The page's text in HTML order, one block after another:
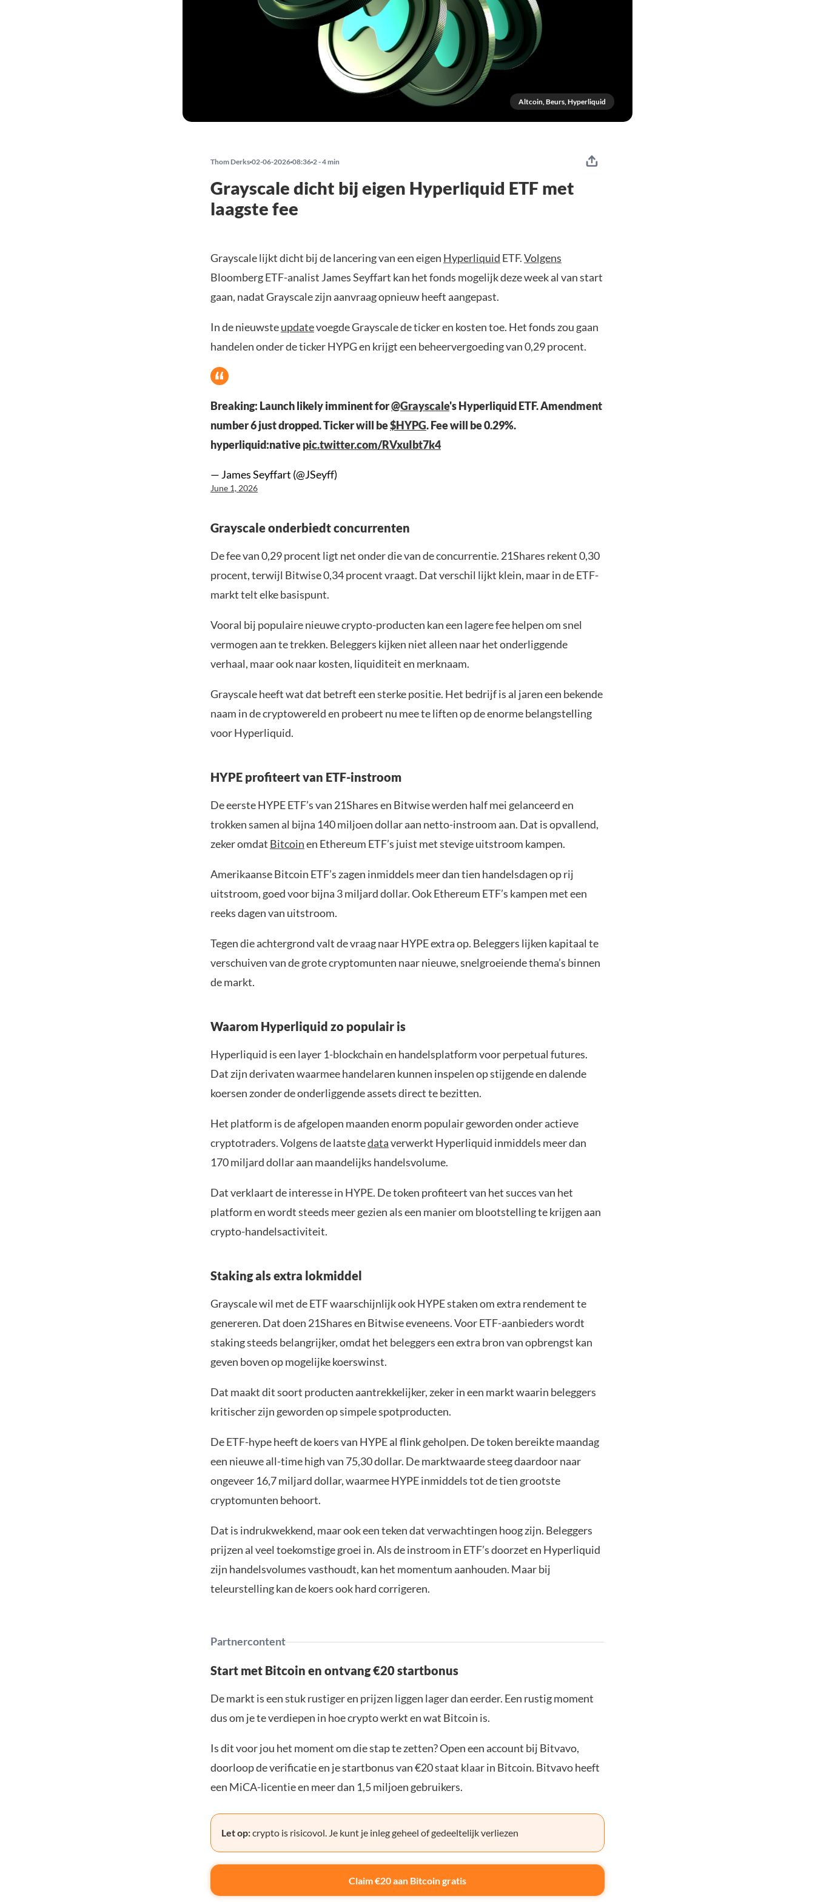
Altcoin, Beurs, Hyperliquid
Thom Derks 02-06-2026 08:36 2 - 4 min
Grayscale dicht bij eigen Hyperliquid ETF met
laagste fee
Grayscale lijkt dicht bij de lancering van een eigen Hyperliquid ETF.Volgens
Bloomberg ETF-analist James Seyffart kan het fonds mogelijk deze week al van start
gaan, nadat Grayscale zijn aanvraag opnieuw heeft aangepast.
In de nieuwsteupdatevoegde Grayscale de ticker en kosten toe. Het fonds zou gaan
handelen onder de ticker HYPG en krijgt een beheervergoeding van 0,29 procent.
Breaking: Launch likely imminent for@Grayscale's Hyperliquid ETF. Amendment
number 6 just dropped. Ticker will be$HYPG. Fee will be 0.29%.
hyperliquid:nativepic.twitter.com/RVxuIbt7k4
— James Seyffart (@JSeyff)
June 1, 2026
Grayscale onderbiedt concurrenten
De fee van 0,29 procent ligt net onder die van de concurrentie. 21Shares rekent 0,30
procent, terwijl Bitwise 0,34 procent vraagt. Dat verschil lijkt klein, maar in de ETF-
markt telt elke basispunt.
Vooral bij populaire nieuwe crypto-producten kan een lagere fee helpen om snel
vermogen aan te trekken. Beleggers kijken niet alleen naar het onderliggende
verhaal, maar ook naar kosten, liquiditeit en merknaam.
Grayscale heeft wat dat betreft een sterke positie. Het bedrijf is al jaren een bekende
naam in de cryptowereld en probeert nu mee te liften op de enorme belangstelling
voor Hyperliquid.
HYPE profiteert van ETF-instroom
De eerste HYPE ETF’s van 21Shares en Bitwise werden half mei gelanceerd en
trokken samen al bijna 140 miljoen dollar aan netto-instroom aan. Dat is opvallend,
zeker omdat Bitcoinen Ethereum ETF’s juist met stevige uitstroom kampen.
Amerikaanse Bitcoin ETF’s zagen inmiddels meer dan tien handelsdagen op rij
uitstroom, goed voor bijna 3 miljard dollar. Ook Ethereum ETF’s kampen met een
reeks dagen van uitstroom.
Tegen die achtergrond valt de vraag naar HYPE extra op. Beleggers lijken kapitaal te
verschuiven van de grote cryptomunten naar nieuwe, snelgroeiende thema’s binnen
de markt.
Waarom Hyperliquid zo populair is
Hyperliquid is een layer 1-blockchain en handelsplatform voor perpetual futures.
Dat zijn derivaten waarmee handelaren kunnen inspelen op stijgende en dalende
koersen zonder de onderliggende assets direct te bezitten.
Het platform is de afgelopen maanden enorm populair geworden onder actieve
cryptotraders. Volgens de laatstedataverwerkt Hyperliquid inmiddels meer dan
170 miljard dollar aan maandelijks handelsvolume.
Dat verklaart de interesse in HYPE. De token profiteert van het succes van het
platform en wordt steeds meer gezien als een manier om blootstelling te krijgen aan
crypto-handelsactiviteit.
Staking als extra lokmiddel
Grayscale wil met de ETF waarschijnlijk ook HYPE staken om extra rendement te
genereren. Dat doen 21Shares en Bitwise eveneens. Voor ETF-aanbieders wordt
staking steeds belangrijker, omdat het beleggers een extra bron van opbrengst kan
geven boven op mogelijke koerswinst.
Dat maakt dit soort producten aantrekkelijker, zeker in een markt waarin beleggers
kritischer zijn geworden op simpele spotproducten.
De ETF-hype heeft de koers van HYPE al flink geholpen. De token bereikte maandag
een nieuwe all-time high van 75,30 dollar. De marktwaarde steeg daardoor naar
ongeveer 16,7 miljard dollar, waarmee HYPE inmiddels tot de tien grootste
cryptomunten behoort.
Dat is indrukwekkend, maar ook een teken dat verwachtingen hoog zijn. Beleggers
prijzen al veel toekomstige groei in. Als de instroom in ETF’s doorzet en Hyperliquid
zijn handelsvolumes vasthoudt, kan het momentum aanhouden. Maar bij
teleurstelling kan de koers ook hard corrigeren.
Partnercontent
Start met Bitcoin en ontvang €20 startbonus
De markt is een stuk rustiger en prijzen liggen lager dan eerder. Een rustig moment
dus om je te verdiepen in hoe crypto werkt en wat Bitcoin is.
Is dit voor jou het moment om die stap te zetten? Open een account bij Bitvavo,
doorloop de verificatie en je startbonus van €20 staat klaar in Bitcoin. Bitvavo heeft
een MiCA-licentie en meer dan 1,5 miljoen gebruikers.
Let op:crypto is risicovol. Je kunt je inleg geheel of gedeeltelijk verliezen
Claim €20 aan Bitcoin gratis